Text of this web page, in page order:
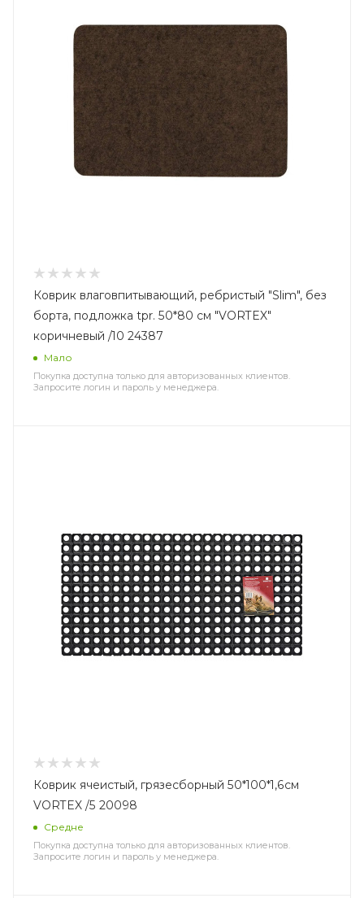
Коврик влаговпитывающий, ребристый "Slim", без
борта, подложка tpr. 50*80 см "VORTEX"
коричневый /10 24387
Мало
Покупка доступна только для авторизованных клиентов.
Запросите логин и пароль у менеджера.
Коврик ячеистый, грязесборный 50*100*1,6см
VORTEX /5 20098
Средне
Покупка доступна только для авторизованных клиентов.
Запросите логин и пароль у менеджера.